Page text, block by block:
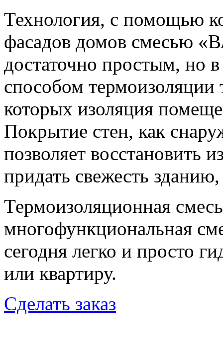
Технология, с помощью
фасадов домов смесью
достаточно простым, но
способом термоизоляции
которых изоляция
Покрытие стен, как
позволяет восстановить
придать свежесть
Термоизоляционная
многофункциональная
сегодня легко и просто
или квартиру.
Cделать заказ